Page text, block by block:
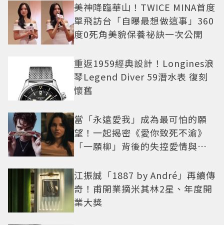
美神降臨華山！TWICE MINA首度
單飛訪台「自曝最想做這事」360
度0死角美貌保養祕訣一次公開
重返1959經典設計！Longines浪
琴Legend Diver 59潛水表 復刻
懷舊
當「永遠愛我」成為最可怕的願
望！一起揭密《愛你致死不渝》
「一願柳」背後的失控愛情與爆
江振誠「1887 by André」再續傳
奇！甫開業摘米其林2星、年度開
業大獎